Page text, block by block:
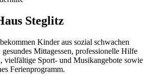
Steglitz
Kinder aus sozial schwachen
Mittagessen, professionelle Hilfe
vielfältige Sport- und Musikangebote sowie
Ferienprogramm.